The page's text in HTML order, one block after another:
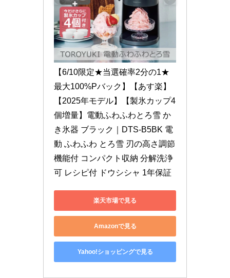
【6/10限定★当選確率2分の1★
最大100%Pバック】【あす楽】
【2025年モデル】【製氷カップ4
個増量】電動ふわふわとろ雪 か
き氷器 ブラック｜DTS-B5BK 電
動 ふわふわ とろ雪 刃の高さ調節
機能付 コンパクト収納 分解洗浄
可 レシピ付 ドウシシャ 1年保証
楽天市場で見る
Amazonで見る
Yahoo!ショッピングで見る